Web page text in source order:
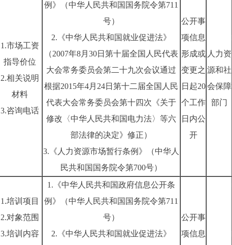
1.市场工资
指导价位
2.相关说明
材料
3.咨询电话
例》（中华人民共和国国务院令第711
号）
2.《中华人民共和国就业促进法》
（2007年8月30日第十届全国人民代表
大会常务委员会第二十九次会议通过
根据2015年4月24日第十二届全国人民
代表大会常务委员会第十四次《关于
修改〈中华人民共和国电力法〉等六
部法律的决定》修正）
3.《人力资源市场暂行条例》（中华人
民共和国国务院令第700号）
公开事
项信息
形成或
变更之
日起20
个工作
日内公
开
人力资
源和社
会保障
部门
1.培训项目
2.对象范围
3.培训内容
1.《中华人民共和国政府信息公开条
例》（中华人民共和国国务院令第711
号）
2.《中华人民共和国就业促进法》
公开事
项信息